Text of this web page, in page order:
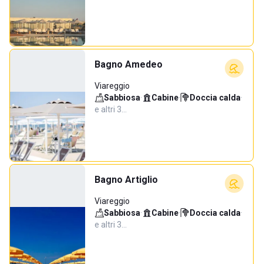
Bagno Amedeo
Viareggio
Sabbiosa· Cabine· Doccia calda·
e altri 3…
Bagno Artiglio
Viareggio
Sabbiosa· Cabine· Doccia calda·
e altri 3…